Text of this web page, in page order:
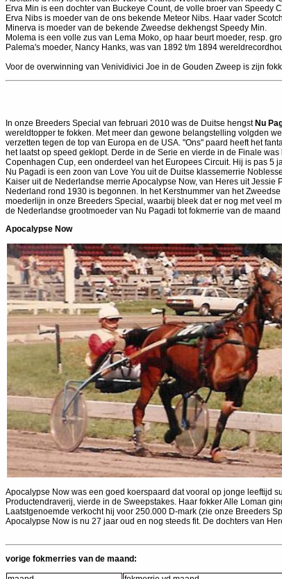
Erva Min is een dochter van Buckeye Count, de volle broer van Speedy
Erva Nibs is moeder van de ons bekende Meteor Nibs. Haar vader
Minerva is moeder van de bekende Zweedse dekhengst Speedy Min.
Molema is een volle zus van Lema Moko, op haar beurt moeder, resp.
Palema's moeder, Nancy Hanks, was van 1892 t/m 1894
Voor de overwinning van Venividivici Joe in de Gouden Zweep is zijn
In onze Breeders Special van februari 2010 was de Duitse hengst Nu
wereldtopper te fokken. Met meer dan gewone belangstelling volgden
verzetten tegen de top van Europa en de USA. "Ons" paard heeft het
het laatst op speed geklopt. Derde in de Serie en vierde in de Finale
Copenhagen Cup, een onderdeel van het Europees Circuit. Hij is pas 5
Nu Pagadi is een zoon van Love You uit de Duitse klassemerrie
Kaiser uit de Nederlandse merrie Apocalypse Now, van Heres uit
Nederland rond 1930 is begonnen. In het Kerstnummer van het
moederlijn in onze Breeders Special, waarbij bleek dat er nog met veel
de Nederlandse grootmoeder van Nu Pagadi tot fokmerrie van de
Apocalypse Now
Apocalypse Now was een goed koerspaard dat vooral op jonge leeftijd
Productendraverij, vierde in de Sweepstakes. Haar fokker Alle Loman
Laatstgenoemde verkocht hij voor 250.000 D-mark (zie onze Breeders
Apocalypse Now is nu 27 jaar oud en nog steeds fit. De dochters van
vorige fokmerries van de maand: